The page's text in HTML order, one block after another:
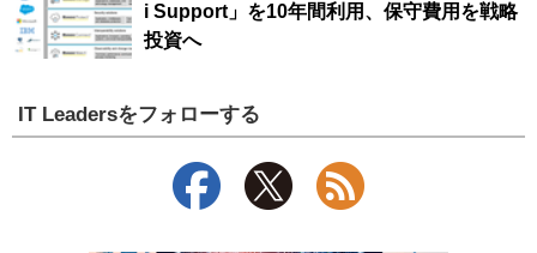
i Support」を10年間利用、保守費用を戦略
投資へ
IT Leadersをフォローする